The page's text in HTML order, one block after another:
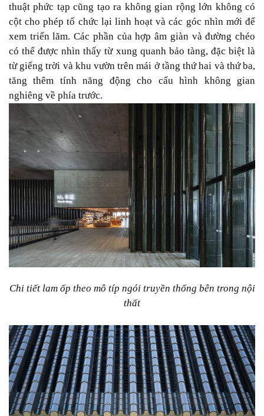
thuật phức tạp cũng tạo ra không gian rộng lớn không có
cột cho phép tổ chức lại linh hoạt và các góc nhìn mới để
xem triển lãm. Các phần của hợp âm giàn và đường chéo
có thể được nhìn thấy từ xung quanh bảo tàng, đặc biệt là
từ giếng trời và khu vườn trên mái ở tầng thứ hai và thứ ba,
tăng thêm tính năng động cho cấu hình không gian
nghiêng về phía trước.
Chi tiết lam ốp theo mô típ ngói truyền thống bên trong nội
thất